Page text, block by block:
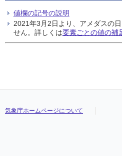
値欄の記号の説明
2021年3月2日より、アメダスの
せん。詳しくは要素ごとの値の補
気象庁ホームページについて